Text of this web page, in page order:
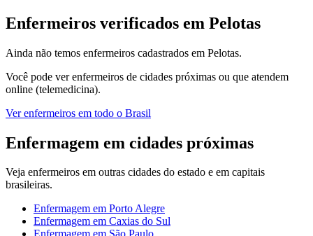
Enfermeiros verificados em Pelotas
Ainda não temos enfermeiros cadastrados em Pelotas.
Você pode verenfermeiros de cidades próximas ou que atendem
online (telemedicina).
Verenfermeiros em todo o Brasil
Enfermagem em cidades próximas
Veja enfermeiros em outras cidades do estado e em capitais
brasileiras.
Enfermagem em Porto Alegre
Enfermagem em Caxias do Sul